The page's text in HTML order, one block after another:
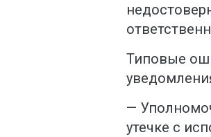
Типовые
—
утечке с